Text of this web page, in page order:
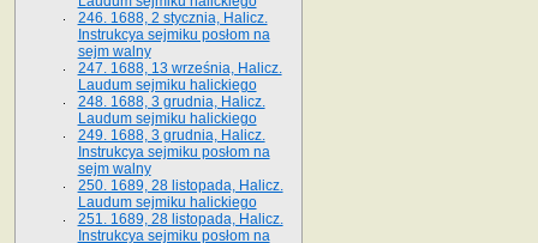
246. 1688, 2 stycznia, Halicz.
Instrukcya sejmiku posłom na
sejm walny
247. 1688, 13 września, Halicz.
Laudum sejmiku halickiego
248. 1688, 3 grudnia, Halicz.
Laudum sejmiku halickiego
249. 1688, 3 grudnia, Halicz.
Instrukcya sejmiku posłom na
sejm walny
250. 1689, 28 listopada, Halicz.
Laudum sejmiku halickiego
251. 1689, 28 listopada, Halicz.
Instrukcya sejmiku posłom na